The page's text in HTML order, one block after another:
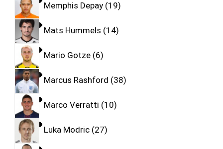
Memphis Depay 19
Mats Hummels 14
Mario Gotze 6
Marcus Rashford 38
Marco Verratti 10
Luka Modric 27